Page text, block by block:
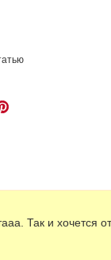
Так и хочется